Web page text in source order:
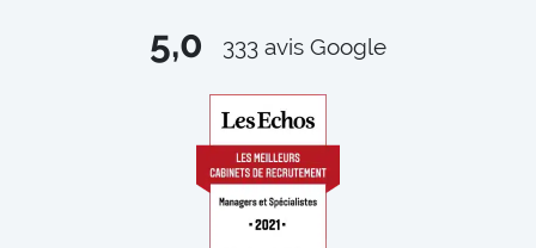
5,0 333 avis Google